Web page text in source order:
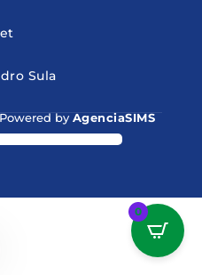
Sula
byAgenciaSIMS
0